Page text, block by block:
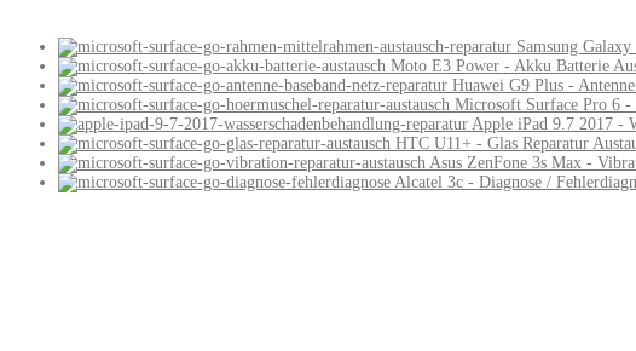
Samsung
Moto E3 Power - Akku Batterie
Huawei G9 Plus -
Microsoft Surface Pro 6 -
Apple iPad 9.7 2017 -
HTC U11+ - Glas Reparatur
Asus ZenFone 3s Max -
Alcatel 3c - Diagnose /